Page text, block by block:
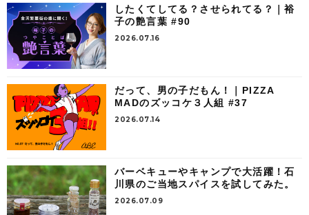
したくてしてる？させられてる？｜裕
子の艶言葉 #90
2026.07.16
だって、男の子だもん！｜PIZZA
MADのズッコケ３人組 #37
2026.07.14
バーベキューやキャンプで大活躍！石
川県のご当地スパイスを試してみた。
2026.07.09